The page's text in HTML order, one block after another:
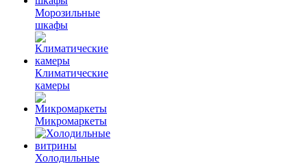
Морозильные
шкафы
Климатические
камеры
Микромаркеты
Холодильные